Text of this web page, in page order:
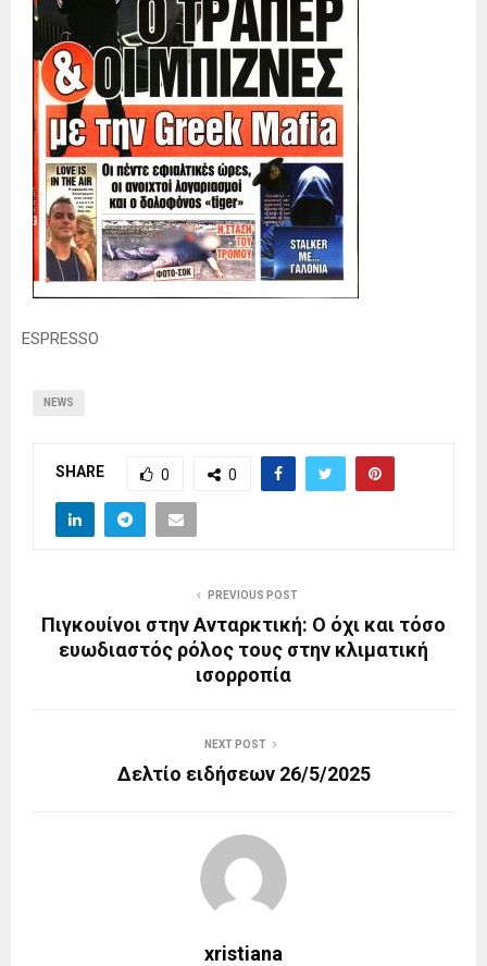
ESPRESSO
NEWS
SHARE 0 0
PREVIOUS POST
Πιγκουίνοι στην Ανταρκτική: Ο όχι και τόσο
ευωδιαστός ρόλος τους στην κλιματική
ισορροπία
NEXT POST
Δελτίο ειδήσεων 26/5/2025
xristiana